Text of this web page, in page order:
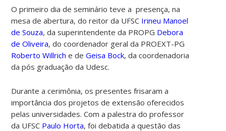
O primeiro dia de seminário teve a presença, na
mesa de abertura, do reitor da UFSC Irineu Manoel
de Souza, da superintendente da PROPG Debora
de Oliveira, do coordenador geral da PROEXT-PG
Roberto Willrich e deGeisa Bock,da coordenadoria
da pós graduação da Udesc.
Durante a cerimônia, os presentes frisaram a
importância dos projetos de extensão oferecidos
pelas universidades.Com a palestra do professor
da UFSC Paulo Horta, foi debatida a questão das